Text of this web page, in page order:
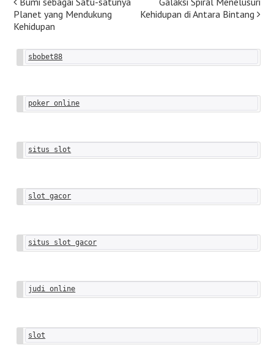
Post
navigation
Planet yang Mendukung
Kehidupan
Kehidupan di Antara Bintang
sbobet88
poker online
situs slot
slot gacor
situs slot gacor
judi online
slot